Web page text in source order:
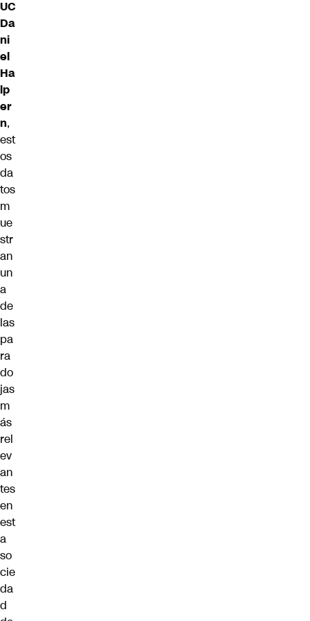
UC
Da
ni
el
Ha
lp
er
n,
est
os
da
tos
m
ue
str
an
un
a
de
las
pa
ra
do
jas
m
ás
rel
ev
an
tes
en
est
a
so
cie
da
d